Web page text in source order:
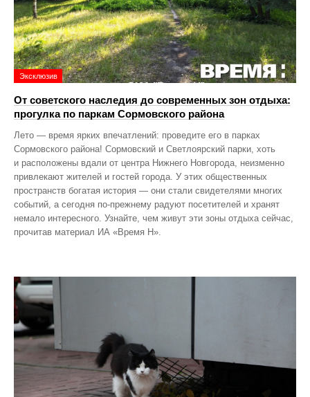
Эксклюзив
От советского наследия до современных зон отдыха:
прогулка по паркам Сормовского района
Лето — время ярких впечатлений: проведите его в парках
Сормовского района! Сормовский и Светлоярский парки, хоть
и расположены вдали от центра Нижнего Новгорода, неизменно
привлекают жителей и гостей города. У этих общественных
пространств богатая история — они стали свидетелями многих
событий, а сегодня по‑прежнему радуют посетителей и хранят
немало интересного. Узнайте, чем живут эти зоны отдыха сейчас,
прочитав материал ИА «Время Н».